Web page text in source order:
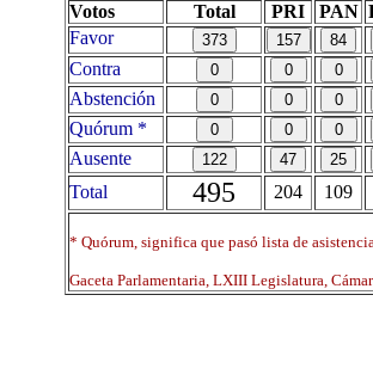
Votos Total PRI PAN
Favor
Contra
Abstención
Quórum *
Ausente
Total
495 204 109
* Quórum, significa que pasó lista de
Gaceta Parlamentaria, LXIII Legislatura,